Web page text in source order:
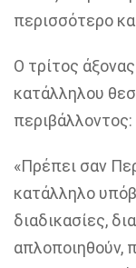
περισσότερο
Ο τρίτος
κατάλληλου
περιβάλλοντος:
«Πρέπει σαν
κατάλληλο
διαδικασίες,
απλοποιηθούν,